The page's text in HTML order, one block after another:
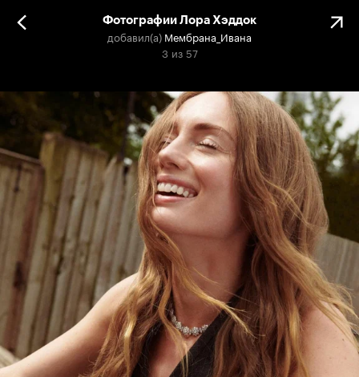
Фотографии Лора Хэддок
добавил(а) Мембрана_Ивана
3 из 57